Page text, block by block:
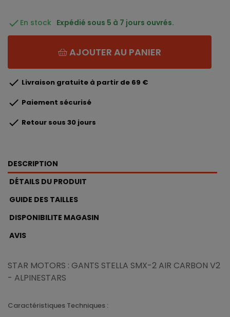
 En stock Expédié sous 5 à 7 jours ouvrés.
AJOUTER AU PANIER
 Livraison gratuite à partir de 69 €
 Paiement sécurisé
 Retour sous 30 jours
DESCRIPTION
DÉTAILS DU PRODUIT
GUIDE DES TAILLES
DISPONIBILITE MAGASIN
AVIS
STAR MOTORS : GANTS STELLA SMX-2 AIR CARBON V2
- ALPINESTARS
Caractéristiques Techniques :